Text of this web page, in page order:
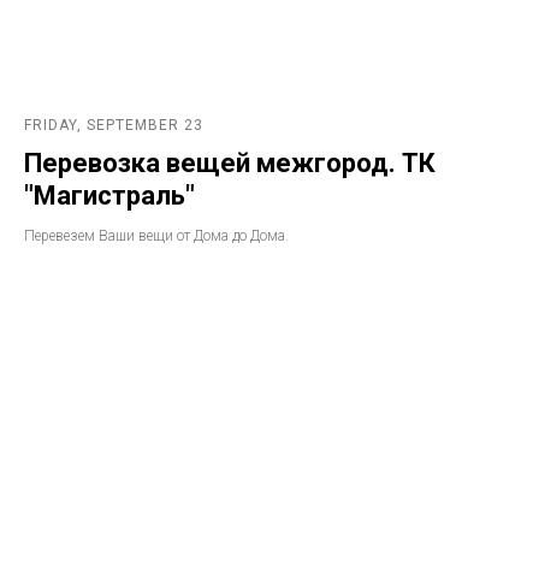
FRIDAY, SEPTEMBER 23
Перевозка вещей межгород. ТК
"Магистраль"
Перевезем Ваши вещи от Дома до Дома.